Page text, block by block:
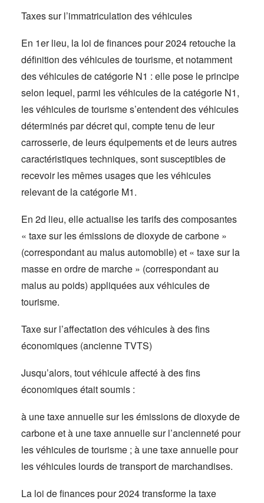
Taxes sur l’immatriculation des véhicules
En 1er lieu, la loi de finances pour 2024 retouche la
définition des véhicules de tourisme, et notamment
des véhicules de catégorie N1 : elle pose le principe
selon lequel, parmi les véhicules de la catégorie N1,
les véhicules de tourisme s’entendent des véhicules
déterminés par décret qui, compte tenu de leur
carrosserie, de leurs équipements et de leurs autres
caractéristiques techniques, sont susceptibles de
recevoir les mêmes usages que les véhicules
relevant de la catégorie M1.
En 2d lieu, elle actualise les tarifs des composantes
« taxe sur les émissions de dioxyde de carbone »
(correspondant au malus automobile) et « taxe sur la
masse en ordre de marche » (correspondant au
malus au poids) appliquées aux véhicules de
tourisme.
Taxe sur l’affectation des véhicules à des fins
économiques (ancienne TVTS)
Jusqu’alors, tout véhicule affecté à des fins
économiques était soumis :
à une taxe annuelle sur les émissions de dioxyde de
carbone et à une taxe annuelle sur l’ancienneté pour
les véhicules de tourisme ; à une taxe annuelle pour
les véhicules lourds de transport de marchandises.
La loi de finances pour 2024 transforme la taxe